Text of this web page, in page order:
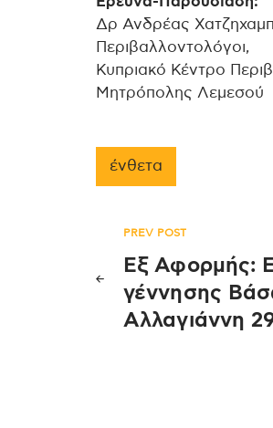
Δρ Ανδρέας
Περιβαλλοντολόγοι,
Κυπριακό Κέντρο
Μητρόπολης Λεμεσού
ένθετα
PREV POST
Εξ Αφορμής:
γέννησης
Αλλαγιάννη